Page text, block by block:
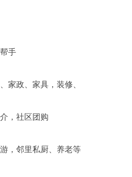
手
家政、家具，装修、
，社区团购
，邻里私厨、养老等